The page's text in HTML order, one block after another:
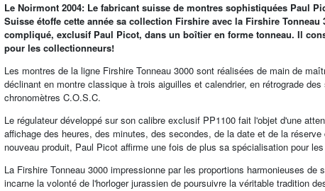
Le Noirmont 2004: Le fabricant suisse de montres sophistiquées Paul
Suisse étoffe cette année sa collection Firshire avec la Firshire
compliqué, exclusif Paul Picot, dans un boîtier en forme tonneau. Il
pour les collectionneurs!
Les montres de la ligne Firshire Tonneau 3000 sont réalisées de main de
déclinant en montre classique à trois aiguilles et calendrier, en rétrograde
chronomètres C.O.S.C.
Le régulateur développé sur son calibre exclusif PP1100 fait l'objet d'une
affichage des heures, des minutes, des secondes, de la date et de la
nouveau produit, Paul Picot affirme une fois de plus sa spécialisation pour
La Firshire Tonneau 3000 impressionne par les proportions harmonieuses
incarne la volonté de l'horloger jurassien de poursuivre la véritable tradition